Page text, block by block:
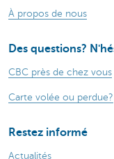
À propos de nous
Des questions?
CBC près de chez vous
Carte volée ou perdue?
Restez informé
Actualités